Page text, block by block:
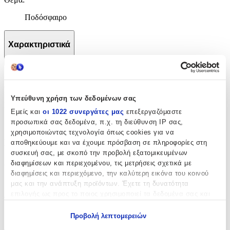
Υπεύθυνη χρήση των δεδομένων σας
Εμείς και οι 1022 συνεργάτες μας επεξεργαζόμαστε
προσωπικά σας δεδομένα, π.χ. τη διεύθυνση IP σας,
χρησιμοποιώντας τεχνολογία όπως cookies για να
αποθηκεύουμε και να έχουμε πρόσβαση σε πληροφορίες στη
συσκευή σας, με σκοπό την προβολή εξατομικευμένων
διαφημίσεων και περιεχομένου, τις μετρήσεις σχετικά με
διαφημίσεις και περιεχόμενο, την καλύτερη εικόνα του κοινού
μας και την ανάπτυξη προϊόντων. Έχετε τη δυνατότητα
Προβολή λεπτομερειών
Ποδόσφαιρο
Χαρακτηριστικά
Χαρακτηριστικά
Κατασκευαστής :
Paso
Βασικά Χαρακτηριστικά
Χρώμα:
Μπλε